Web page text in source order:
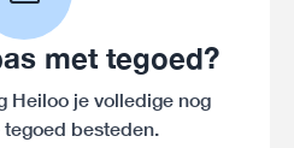
met tegoed?
Heiloo je volledige nog
besteden.